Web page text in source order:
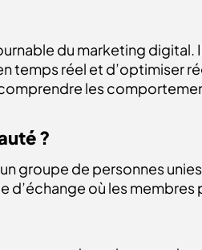
du marketing
temps réel et d’optimiser
les
?
groupe de personnes
où les